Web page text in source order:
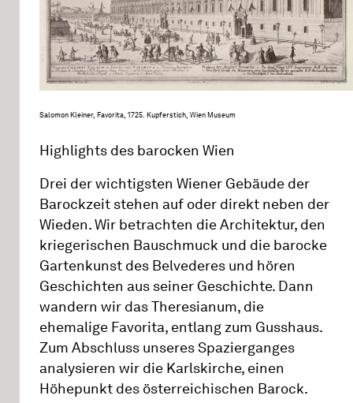
Salomon Kleiner, Favorita, 1725. Kupferstich, Wien Museum
Highlights des barocken Wien
Drei der wichtigsten Wiener Gebäude der
Barockzeit stehen auf oder direkt neben der
Wieden. Wir betrachten die Architektur, den
kriegerischen Bauschmuck und die barocke
Gartenkunst des Belvederes und hören
Geschichten aus seiner Geschichte. Dann
wandern wir das Theresianum, die
ehemalige Favorita, entlang zum Gusshaus.
Zum Abschluss unseres Spazierganges
analysieren wir die Karlskirche, einen
Höhepunkt des österreichischen Barock.